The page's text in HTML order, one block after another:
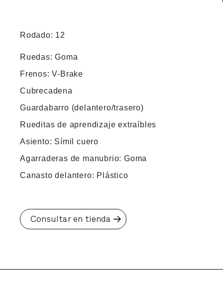
Rodado: 12
Ruedas: Goma
Frenos: V-Brake
Cubrecadena
Guardabarro (delantero/trasero)
Rueditas de aprendizaje extraíbles
Asiento: Símil cuero
Agarraderas de manubrio: Goma
Canasto delantero: Plástico
Consultar en tienda